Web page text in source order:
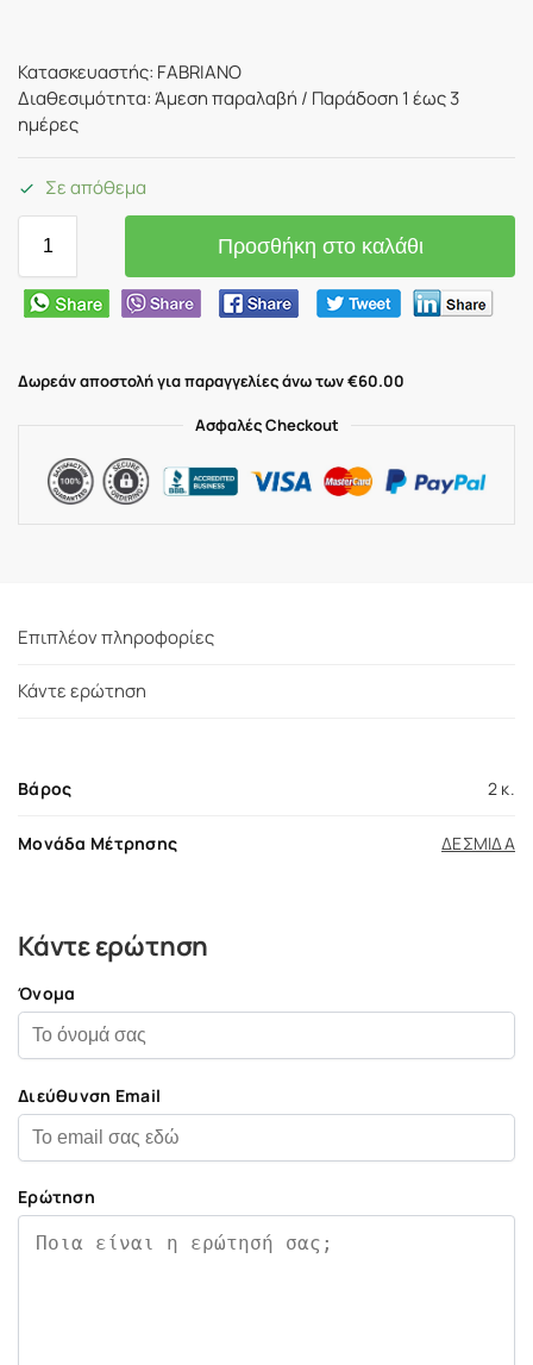
Κατασκευαστής: FABRIANO
Διαθεσιμότητα: Άμεση παραλαβή / Παράδoση 1 έως 3
ημέρες
Σε απόθεμα
Προσθήκη στο καλάθι
Δωρεάν αποστολή για παραγγελίες άνω των €60.00
Ασφαλές Checkout
Επιπλέον πληροφορίες
Κάντε ερώτηση
Βάρος 2 κ.
Μονάδα Μέτρησης ΔΕΣΜΙΔΑ
Κάντε ερώτηση
Όνομα
Διεύθυνση Email
Ερώτηση